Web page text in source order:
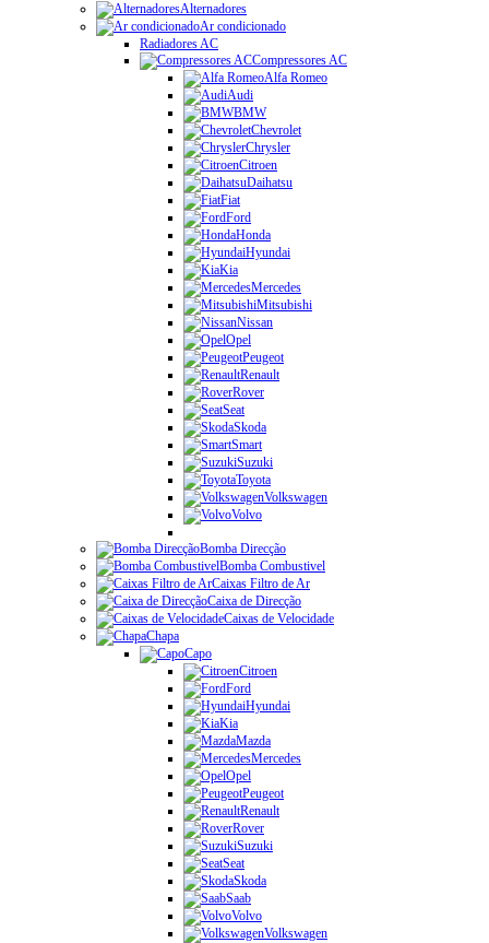
Alternadores
Ar condicionado
Radiadores AC
Compressores AC
Alfa Romeo
Audi
BMW
Chevrolet
Chrysler
Citroen
Daihatsu
Fiat
Ford
Honda
Hyundai
Kia
Mercedes
Mitsubishi
Nissan
Opel
Peugeot
Renault
Rover
Seat
Skoda
Smart
Suzuki
Toyota
Volkswagen
Volvo
Bomba Direcção
Bomba Combustivel
Caixas Filtro de Ar
Caixa de Direcção
Caixas de Velocidade
Chapa
Capo
Citroen
Ford
Hyundai
Kia
Mazda
Mercedes
Opel
Peugeot
Renault
Rover
Suzuki
Seat
Skoda
Saab
Volvo
Volkswagen